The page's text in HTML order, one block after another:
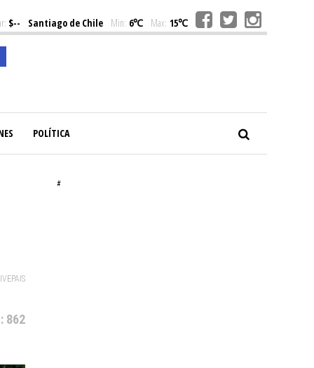
$-- Santiago de Chile Min: 6℃ Max: 15℃
POLÍTICA
862
#